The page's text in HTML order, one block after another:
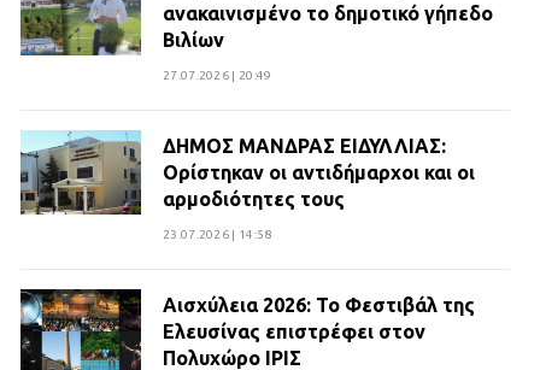
ανακαινισμένο το δημοτικό γήπεδο
Βιλίων
27.07.2026 | 20:49
ΔΗΜΟΣ ΜΑΝΔΡΑΣ ΕΙΔΥΛΛΙΑΣ:
Ορίστηκαν οι αντιδήμαρχοι και οι
αρμοδιότητες τους
23.07.2026 | 14:58
Αισχύλεια 2026: Το Φεστιβάλ της
Ελευσίνας επιστρέφει στον
Πολυχώρο ΙΡΙΣ